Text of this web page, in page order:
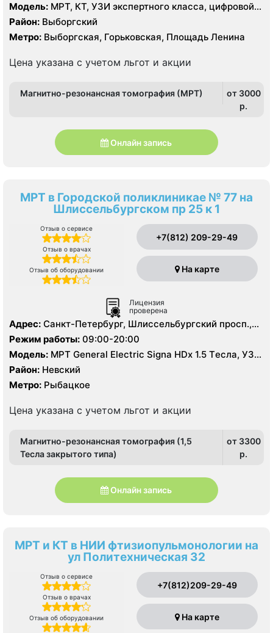
Модель: МРТ, КТ, УЗИ экспертного класса, цифровой
рентген
Район: Выборгский
Метро: Выборгская, Горьковская, Площадь Ленина
Цена указана с учетом льгот и акции
Магнитно-резонансная томография (МРТ)
от 3000
p.
Онлайн запись
МРТ в Городской поликлиникае № 77 на
Шлиссельбургском пр 25 к 1
Отзыв о сервисе
Отзыв о врачах
Отзыв об оборудовании
+7(812) 209-29-49
На карте
Лицензия
проверена
Адрес: Санкт-Петербург, Шлиссельбургский просп.,
25, корп. 1
Режим работы: 09:00-20:00
Модель: МРТ General Electric Signa HDх 1.5 Tесла, УЗИ,
Рентген
Район: Невский
Метро: Рыбацкое
Цена указана с учетом льгот и акции
Магнитно-резонансная томография (1,5
Тесла закрытого типа)
от 3300
p.
Онлайн запись
МРТ и КТ в НИИ фтизиопульмонологии на
ул Политехническая 32
Отзыв о сервисе
Отзыв о врачах
Отзыв об оборудовании
+7(812)209-29-49
На карте